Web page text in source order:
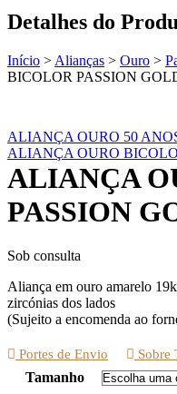
Detalhes do
Início > Alianças > Ouro >
BICOLOR PASSION
ALIANÇA OURO 50
ALIANÇA OURO
ALIANÇA
PASSION
Sob consulta
Aliança em ouro amarelo
zircónias dos lados
(Sujeito a encomenda ao
Portes de Envio Sobre
Tamanho